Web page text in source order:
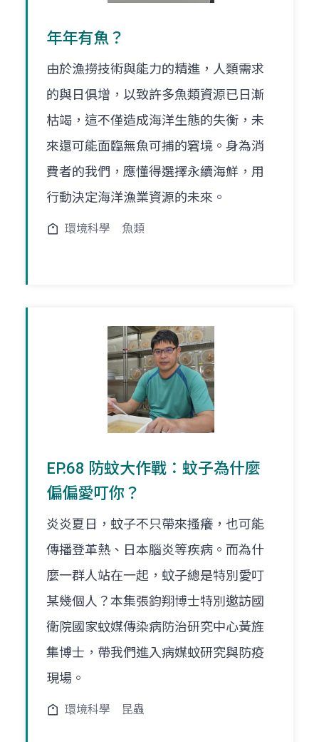
年年有魚？
由於漁撈技術與能力的精進，人類需求
的與日俱增，以致許多魚類資源已日漸
枯竭，這不僅造成海洋生態的失衡，未
來還可能面臨無魚可捕的窘境。身為消
費者的我們，應懂得選擇永續海鮮，用
行動決定海洋漁業資源的未來。
環境科學 魚類
EP.68 防蚊大作戰：蚊子為什麼
偏偏愛叮你？
炎炎夏日，蚊子不只帶來搔癢，也可能
傳播登革熱、日本腦炎等疾病。而為什
麼一群人站在一起，蚊子總是特別愛叮
某幾個人？本集張鈞翔博士特別邀訪國
衛院國家蚊媒傳染病防治研究中心黃旌
集博士，帶我們進入病媒蚊研究與防疫
現場。
環境科學 昆蟲